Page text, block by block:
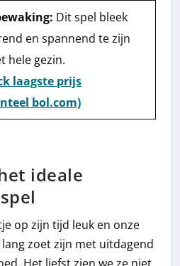
Dit spel bleek
en spannend te zijn
hele gezin.
laagste prijs
bol.com)
ideale
op zijn tijd leuk en onze
zoet zijn met uitdagend
Het liefst zien we ze niet